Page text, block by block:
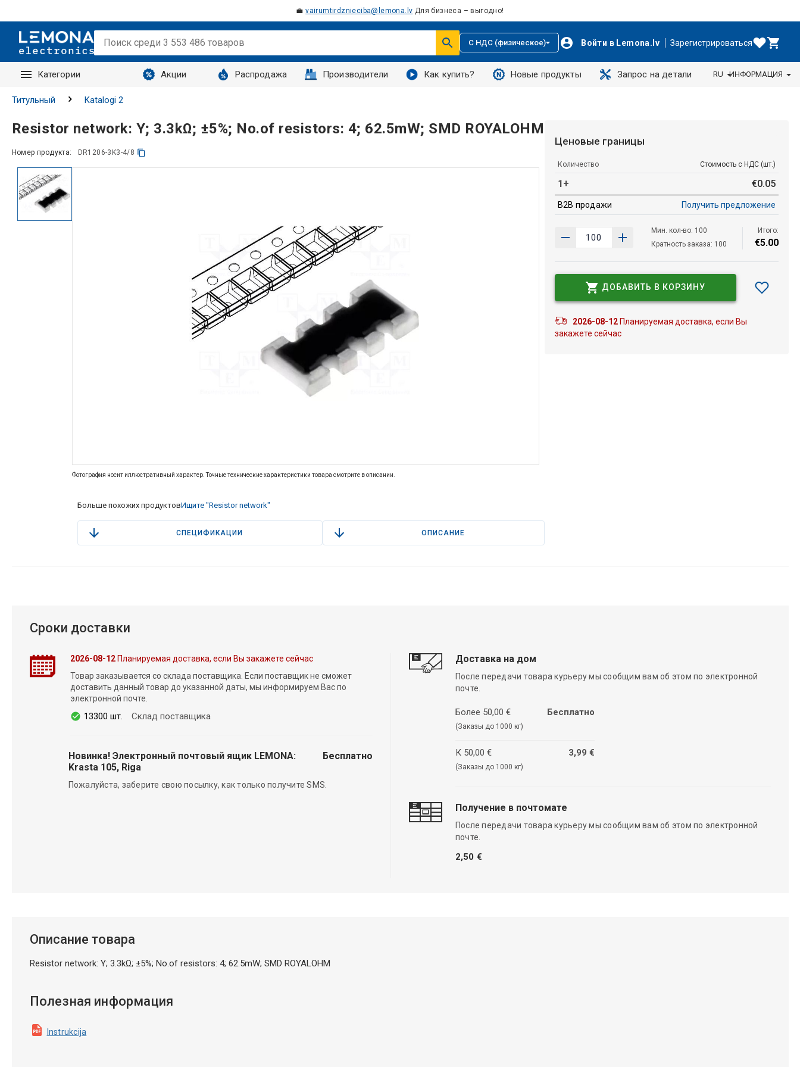
💼vairumtirdznieciba@lemona.lv Для бизнеса – выгодно!
С НДС (физическое) Войти в Lemona.lv Зарегистрироваться
Категории Акции Распродажа Производители Как купить? Новые продукты Запрос на детали
Запросы
RU ИНФОРМАЦИЯ
Титульный Katalogi 2
Resistor network: Y; 3.3kΩ; ±5%; No.of resistors: 4; 62.5mW; SMD ROYALOHM
Номер продукта: DR1206-3K3-4/8
Фотография носит иллюстративный характер. Точные технические характеристики товара смотрите в описании.
Больше похожих продуктовИщите "Resistor network"
СПЕЦИФИКАЦИИ ОПИСАНИЕ
Ценовые границы
Количество Стоимость с НДС (шт.)
1+ €0.05
B2B продажи Получить предложение
Мин. кол-во: 100
Кратность заказа: 100
Итого:
€5.00
ДОБАВИТЬ В КОРЗИНУ
2026-08-12Планируемая доставка, если Вы
закажете сейчас
Сроки доставки
2026-08-12Планируемая доставка, если Вы закажете сейчас
Товар заказывается со склада поставщика. Если поставщик не сможет
доставить данный товар до указанной даты, мы информируем Вас по
электронной почте.
13300 шт. Склад поставщика
Новинка! Электронный почтовый ящик LEMONA:
Krasta 105, Riga
Бесплатно
Пожалуйста, заберите свою посылку, как только получите SMS.
Доставка на дом
После передачи товара курьеру мы сообщим вам об этом по электронной
почте.
Более 50,00 €
(Заказы до 1000 кг)
Бесплатно
К 50,00 €
(Заказы до 1000 кг)
3,99 €
Получение в почтомате
После передачи товара курьеру мы сообщим вам об этом по электронной
почте.
2,50 €
Описание товара
Resistor network: Y; 3.3kΩ; ±5%; No.of resistors: 4; 62.5mW; SMD ROYALOHM
Полезная информация
Instrukcija